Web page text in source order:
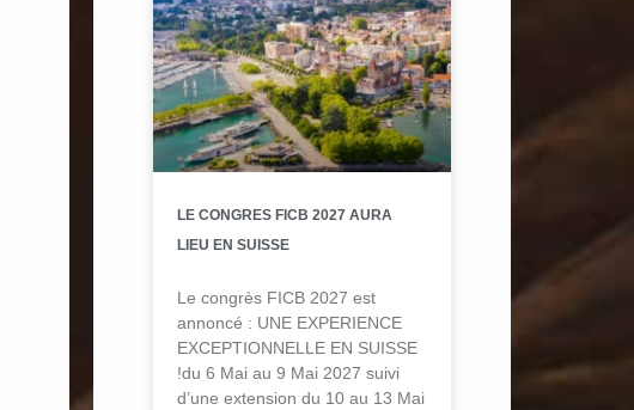
LE CONGRES FICB 2027 AURA
LIEU EN SUISSE
Le congrès FICB 2027 est
annoncé : UNE EXPERIENCE
EXCEPTIONNELLE EN SUISSE
!du 6 Mai au 9 Mai 2027 suivi
d’une extension du 10 au 13 Mai